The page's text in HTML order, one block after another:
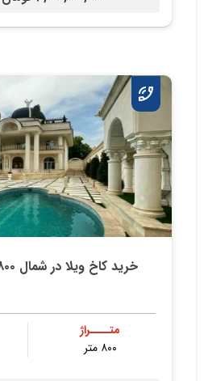
خرید کاخ ویلا در شمال ۸۰۰ متری استخردار
متــــراژ
۸۰۰ متر